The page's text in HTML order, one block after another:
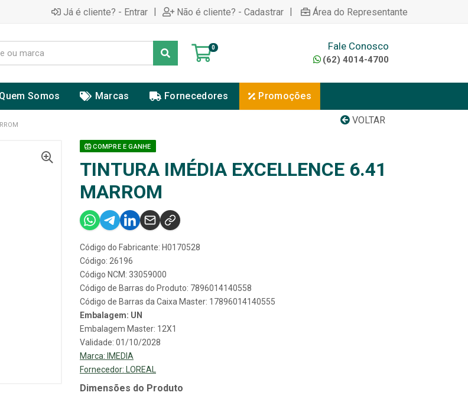
Já é cliente? - Entrar | Não é cliente? - Cadastrar | Área do Representante
0 Fale Conosco
(62) 4014-4700
Quem Somos Marcas Fornecedores Promoções
VOLTAR
COMPRE E GANHE
TINTURA IMÉDIA EXCELLENCE 6.41
MARROM
Código do Fabricante: H0170528
Código: 26196
Código NCM: 33059000
Código de Barras do Produto: 7896014140558
Código de Barras da Caixa Master: 17896014140555
Embalagem: UN
Embalagem Master: 12X1
Validade: 01/10/2028
Marca: IMEDIA
Fornecedor:
LOREAL
Dimensões do Produto